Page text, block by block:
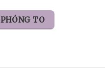
PHÓNG TO